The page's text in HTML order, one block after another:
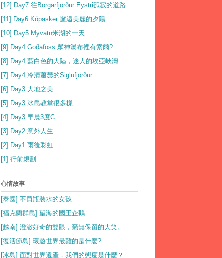
[12] Day7 往Borgarfjörður Eystri孤寂的道路
[11] Day6 Kópasker 邂逅美麗的夕陽
[10] Day5 Myvatn米湖的一天
[9] Day4 Goðafoss 眾神瀑布裡有索爾?
[8] Day4 藍白色的大陸，迷人的埃亞峽灣
[7] Day4 冷清蕭瑟的Siglufjörður
[6] Day3 大地之美
[5] Day3 冰島教堂很多樣
[4] Day3 早晨3度C
[3] Day2 意外人生
[2] Day1 雨後彩虹
[1] 行前規劃
心情故事
[泰國] 不買瓶裝水的女孩
[福克蘭群島] 望海的國王企鵝
[越南] 澄澈好奇的雙眼，毫無保留的大笑。
[復活節島] 環遊世界最難的是什麼?
[冰島] 面對世界遺產，我們的態度是什麼？